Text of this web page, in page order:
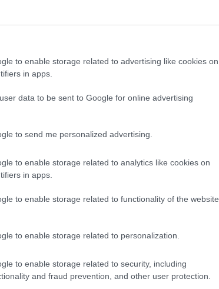
to enable storage related to advertising like cookies on
in apps.
data to be sent to Google for online advertising
to send me personalized advertising.
to enable storage related to analytics like cookies on
in apps.
to enable storage related to functionality of the website
to enable storage related to personalization.
to enable storage related to security, including
and fraud prevention, and other user protection.